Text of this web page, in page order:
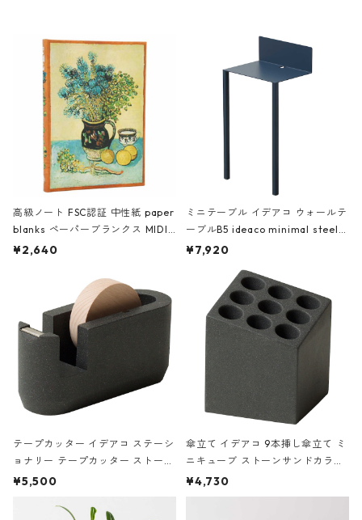
高級ノート FSC認証 中性紙 paper
blanks ペーパーブランクス MIDI
ハードカバー 罫線 ヴァン・ゴッホ
¥2,640
ミニテーブル イデアコ ウォールテ
ーブルB5 ideaco minimal steel f
urniture WALL Table B5 ネイビー
¥7,920
テープカッター イデアコ ステーシ
ョナリー テープカッター ストーン
サンドカラー 石調 ideaco Station
¥5,500
傘立て イデアコ 9本挿し傘立て ミ
ニキューブ ストーンサンドカラー
石調 ideaco Umbrella Stand CUB
E ストーンサンドブラック
¥4,730